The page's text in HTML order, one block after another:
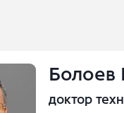
Болоев
доктор